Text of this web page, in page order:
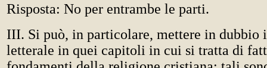
Risposta: No per entrambe le parti.
III. Si può, in particolare, mettere in dubbio
letterale in quei capitoli in cui si tratta di